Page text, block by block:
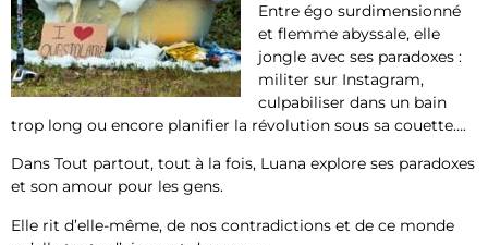
Entre égo surdimensionné
et flemme abyssale, elle
jongle avec ses paradoxes :
militer sur Instagram,
culpabiliser dans un bain
trop long ou encore planifier la révolution sous sa couette….
Dans Tout partout, tout à la fois, Luana explore ses paradoxes
et son amour pour les gens.
Elle rit d’elle-même, de nos contradictions et de ce monde